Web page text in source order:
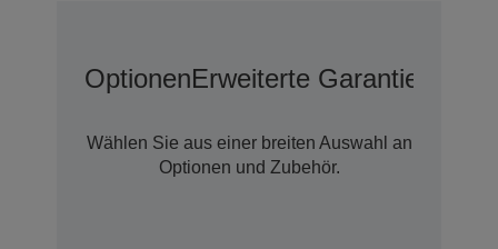
OptionenErweiterte
Wählen Sie aus einer breiten Auswahl an
Optionen und Zubehör.